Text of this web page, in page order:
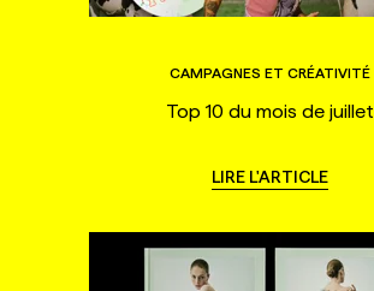
CAMPAGNES ET CRÉATIVITÉ
Top 10 du mois de juillet
LIRE L'ARTICLE